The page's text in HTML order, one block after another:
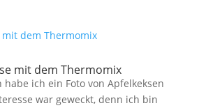
mit dem Thermomix
habe ich ein Foto von Apfelkeksen
war geweckt, denn ich bin